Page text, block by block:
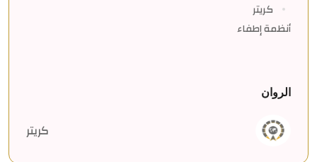
كريتر
أنظمة إطفاء
الروان
كريتر